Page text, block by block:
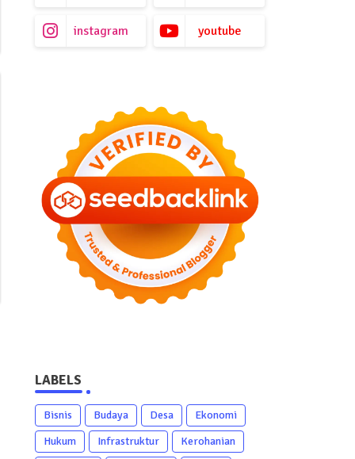
instagram youtube
LABELS
Bisnis Budaya Desa
Ekonomi
Hukum
Infrastruktur
Kerohanian